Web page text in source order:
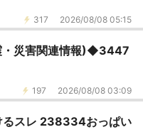
317 2026/08/08 05:15
・災害関連情報)◆3447
197 2026/08/08 03:09
るスレ 238334おっぱい